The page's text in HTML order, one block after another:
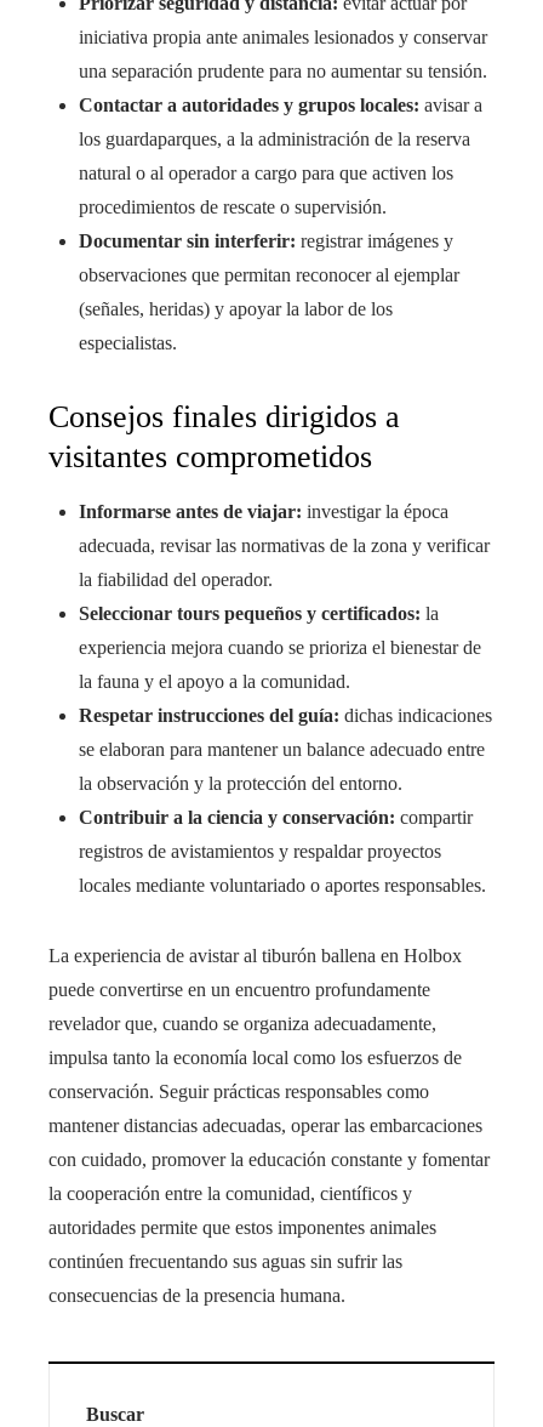
iniciativa propia ante animales lesionados y conservar
una separación prudente para no aumentar su tensión.
Contactar a autoridades y grupos locales: avisar a
los guardaparques, a la administración de la reserva
natural o al operador a cargo para que activen los
procedimientos de rescate o supervisión.
Documentar sin interferir: registrar imágenes y
observaciones que permitan reconocer al ejemplar
(señales, heridas) y apoyar la labor de los
especialistas.
Consejos finales dirigidos a
visitantes comprometidos
Informarse antes de viajar: investigar la época
adecuada, revisar las normativas de la zona y verificar
la fiabilidad del operador.
Seleccionar tours pequeños y certificados: la
experiencia mejora cuando se prioriza el bienestar de
la fauna y el apoyo a la comunidad.
Respetar instrucciones del guía: dichas indicaciones
se elaboran para mantener un balance adecuado entre
la observación y la protección del entorno.
Contribuir a la ciencia y conservación: compartir
registros de avistamientos y respaldar proyectos
locales mediante voluntariado o aportes responsables.
La experiencia de avistar al tiburón ballena en Holbox
puede convertirse en un encuentro profundamente
revelador que, cuando se organiza adecuadamente,
impulsa tanto la economía local como los esfuerzos de
conservación. Seguir prácticas responsables como
mantener distancias adecuadas, operar las embarcaciones
con cuidado, promover la educación constante y fomentar
la cooperación entre la comunidad, científicos y
autoridades permite que estos imponentes animales
continúen frecuentando sus aguas sin sufrir las
consecuencias de la presencia humana.
Buscar